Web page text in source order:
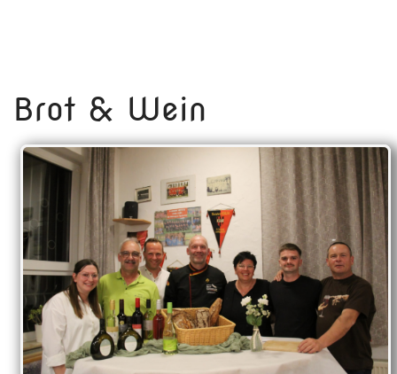
Brot & Wein